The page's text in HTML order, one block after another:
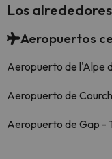
Los
Aeropuertos
Aeropuerto de l'Alpe
Aeropuerto de
Aeropuerto de Gap -